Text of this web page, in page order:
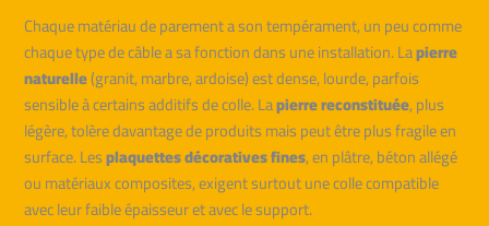
Chaque matériau de parement a son tempérament, un peu comme
chaque type de câble a sa fonction dans une installation. Lapierre
naturelle(granit, marbre, ardoise) est dense, lourde, parfois
sensible à certains additifs de colle. Lapierre reconstituée, plus
légère, tolère davantage de produits mais peut être plus fragile en
surface. Lesplaquettes décoratives fines, en plâtre, béton allégé
ou matériaux composites, exigent surtout une colle compatible
avec leur faible épaisseur et avec le support.